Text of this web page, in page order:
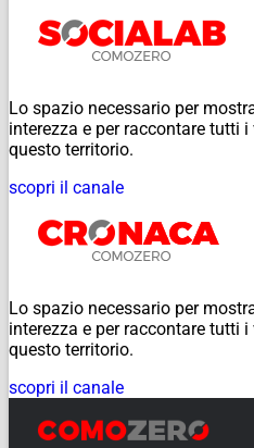
Lo spazio necessario per
interezza e per raccontare tutti
questo territorio.
scopri il canale
Lo spazio necessario per
interezza e per raccontare tutti
questo territorio.
scopri il canale